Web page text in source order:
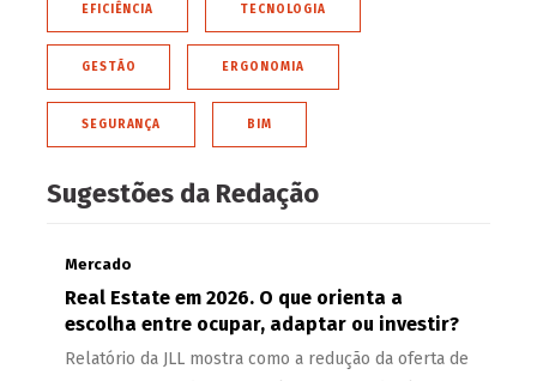
EFICIÊNCIA TECNOLOGIA
GESTÃO ERGONOMIA
SEGURANÇA BIM
Sugestões da Redação
Mercado
Real Estate em 2026. O que orienta a
escolha entre ocupar, adaptar ou investir?
Relatório da JLL mostra como a redução da oferta de